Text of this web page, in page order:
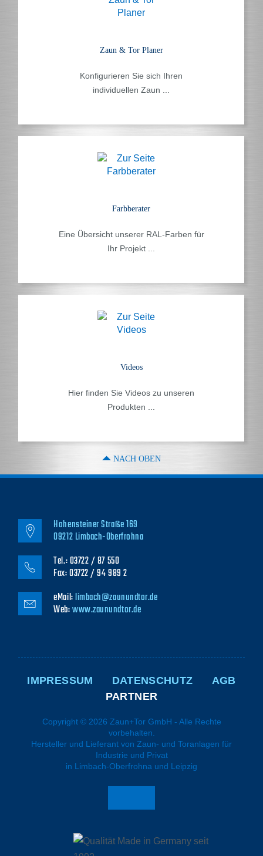
Zaun & Tor Planer
Konfigurieren Sie sich Ihren
individuellen Zaun ...
Farbberater
Eine Übersicht unserer RAL-Farben für
Ihr Projekt ...
Videos
Hier finden Sie Videos zu unseren
Produkten ...
NACH OBEN
Hohensteiner Straße 169
09212 Limbach-Oberfrohna
Tel.: 03722 / 87 550
Fax: 03722 / 94 989 2
eMail:limbach@zaunundtor.de
Web:www.zaunundtor.de
ÜBERSPRINGEN
IMPRESSUM DATENSCHUTZ
AGB
PARTNER
Copyright © 2026 Zaun+Tor GmbH - Alle Rechte
vorbehalten.
Hersteller und Lieferant von Zaun- und Toranlagen für
Industrie und Privat
in Limbach-Oberfrohna und Leipzig